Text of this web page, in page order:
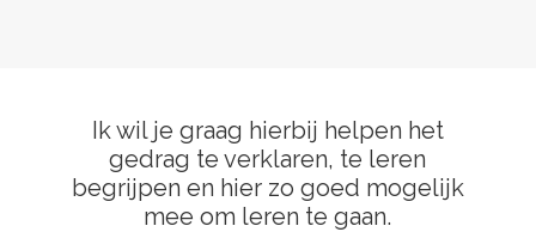
Ik wil je graag hierbij helpen het
gedrag te verklaren, te leren
begrijpen en hier zo goed mogelijk
mee om leren te gaan.